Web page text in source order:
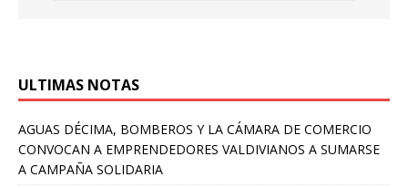
ULTIMAS NOTAS
AGUAS DÉCIMA, BOMBEROS Y LA CÁMARA DE COMERCIO
CONVOCAN A EMPRENDEDORES VALDIVIANOS A SUMARSE
A CAMPAÑA SOLIDARIA